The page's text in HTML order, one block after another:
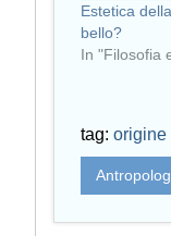
Estetica
bello?
In "Filosofia
tag: origine